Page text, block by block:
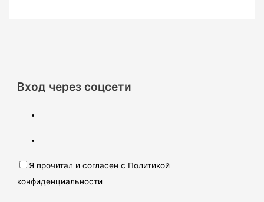
Вход через соцсети
Я прочитал и согласен с Политикой
конфиденциальности